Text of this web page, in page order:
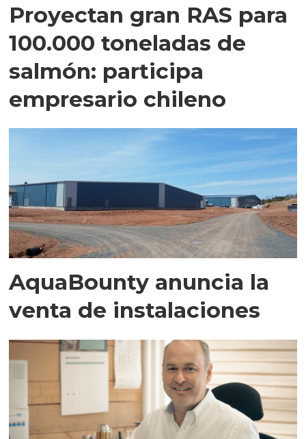
Proyectan gran RAS para
100.000 toneladas de
salmón: participa
empresario chileno
AquaBounty anuncia la
venta de instalaciones